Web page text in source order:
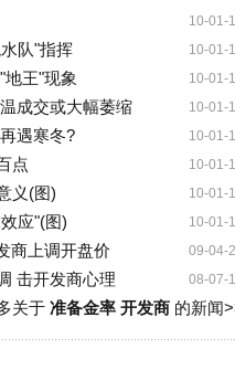
10-01-
10-01-
队"指挥
10-01-
地王"现象
10-01-
成交或大幅萎缩
10-01-
遇寒冬?
10-01-
点
10-01-
义(图)
10-01-
应"(图)
09-04-
商上调开盘价
08-07-
击开发商心理
关于 准备金率 开发商的新闻